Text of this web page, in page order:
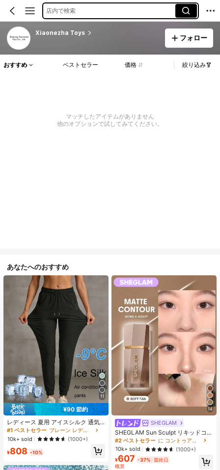
店内で検索
Xiaonezha Toys
フォロー
おすすめ ベストセラー 価格 絞り込み
マッチしたアイテムがありません
他のオプションで試してみてください。
あなたへのおすすめ
11
¥90 節約
レディース 夏用 アイスシルク 通気
性 ランニングパンツ、速乾 軽量 ス
ポーツパンツ ジッパーポケット & ウ
エストバンド付き フィットネス & ジ
ョギング用 ブラック、アスレジャー
#1 ベストセラー
プレーン レディースパンツ
10k+ sold
(1000+)
¥808 -10%
14
SHEGLAM
SHEGLAM Sun Sculpt リキッドコン
ター-Soft Tan ノーズシャドウ シェ
ーディング 女性と女の子のためのブ
ランドビューティーコスメメイクア
ップ
#2 ベストセラー
に コントゥア＆ブロンザー
10k+ sold
(1000+)
¥607 -37% 最終日
概算